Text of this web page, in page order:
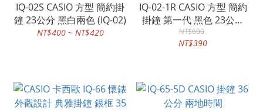
IQ-02S CASIO 方型 簡約掛
鐘 23公分 黑白兩色 (IQ-02)
NT$400 ~ NT$420
IQ-02-1R CASIO 方型 簡約
掛鐘 第一代 黑色 23公分
(IQ-02)
NT$600
NT$390